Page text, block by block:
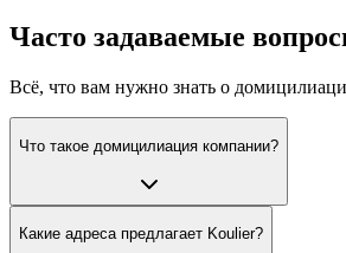
Часто задаваемые
Всё, что вам нужно знать о
Что такое домицилиация компании?
Какие адреса предлагает Koulier?